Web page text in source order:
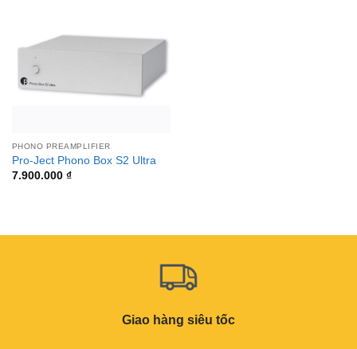
PHONO PREAMPLIFIER
Pro-Ject Phono Box S2 Ultra
7.900.000 ₫
Giao hàng siêu tốc